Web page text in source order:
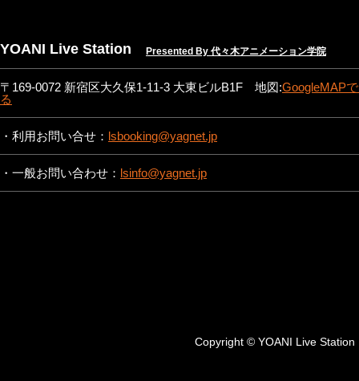
YOANI Live Station Presented By 代々木アニメーション学院
〒169-0072 新宿区大久保1-11-3 大東ビルB1F 地図:GoogleMAP
る
・利用お問い合せ： lsbooking@yagnet.jp
・一般お問い合わせ： lsinfo@yagnet.jp
Copyright © YOANI Live